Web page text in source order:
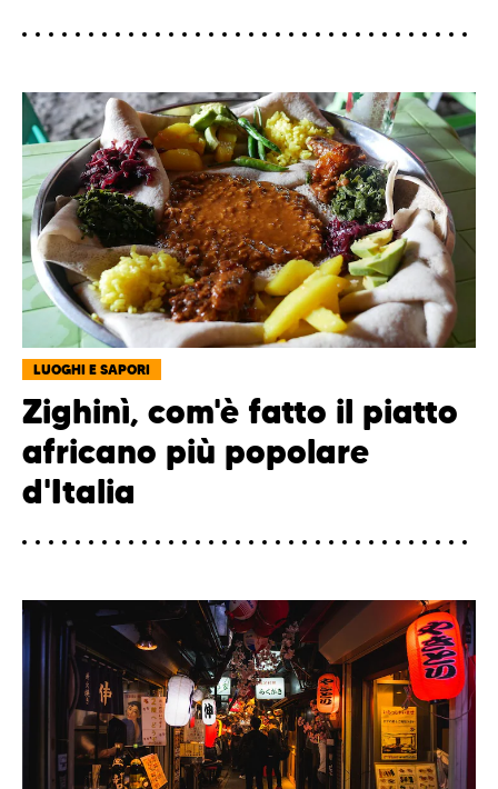
LUOGHI E SAPORI
Zighinì, com'è fatto il piatto
africano più popolare
d'Italia